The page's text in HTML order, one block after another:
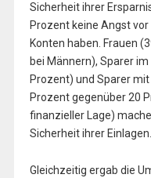
Sicherheit ihrer
Prozent keine Angst
Konten haben. Frauen
bei Männern), Sparer
Prozent) und Sparer
Prozent gegenüber 20
finanzieller Lage)
Sicherheit ihrer Einlagen.
Gleichzeitig ergab die